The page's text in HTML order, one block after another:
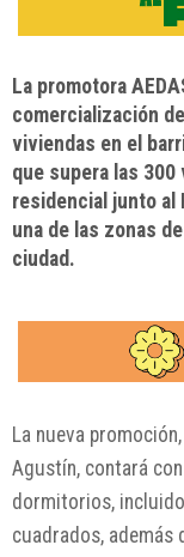
La promotora
comercialización
viviendas en el
que supera las
residencial junto al
una de las zonas
ciudad.
La nueva
Agustín, contará
dormitorios,
cuadrados, además